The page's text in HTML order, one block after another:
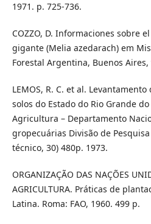
1971. p. 725-736.
COZZO, D. Informaciones sobre
gigante (Melia azedarach) em
Forestal Argentina, Buenos Aires,
LEMOS, R. C. et al.
solos do Estado do Rio Grande
Agricultura – Departamento
gropecuárias Divisão de
técnico, 30) 480p. 1973.
ORGANIZAÇÃO DAS NAÇÕES
AGRICULTURA. Práticas de
Latina. Roma: FAO, 1960. 499 p.